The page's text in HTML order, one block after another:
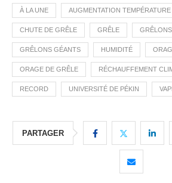
À LA UNE AUGMENTATION TEMPÉRATURE
CHUTE DE GRÊLE GRÊLE GRÊLONS
GRÊLONS GÉANTS HUMIDITÉ
ORAGE DE GRÊLE RÉCHAUFFEMENT
RECORD UNIVERSITÉ DE PÉKIN
PARTAGER